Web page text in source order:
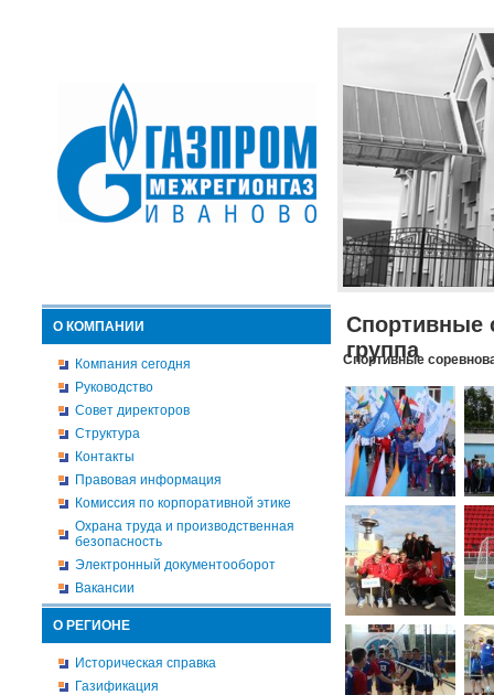
О КОМПАНИИ
Компания сегодня
Руководство
Совет директоров
Структура
Контакты
Правовая информация
Комиссия по корпоративной этике
Охрана труда и производственная
безопасность
Электронный документооборот
Вакансии
О РЕГИОНЕ
Историческая справка
Газификация
Спортивные
группа
Спортивные